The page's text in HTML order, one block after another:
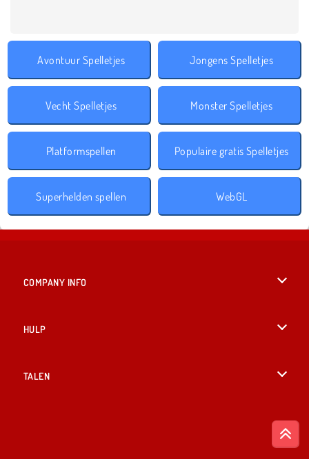
Avontuur Spelletjes Jongens Spelletjes
Vecht Spelletjes Monster Spelletjes
Platformspellen Populaire gratis Spelletjes
Superhelden spellen WebGL
COMPANY INFO
HULP
TALEN